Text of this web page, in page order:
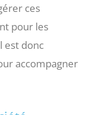
ces
pour les
est donc
accompagner